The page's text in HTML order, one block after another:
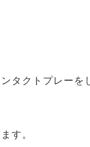
タクトプレーを
す。